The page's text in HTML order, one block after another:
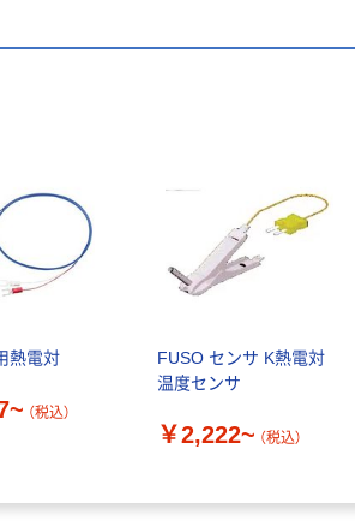
熱電対
（税込）
FUSO センサ K熱電対
温度センサ
￥2,222~ （税込）